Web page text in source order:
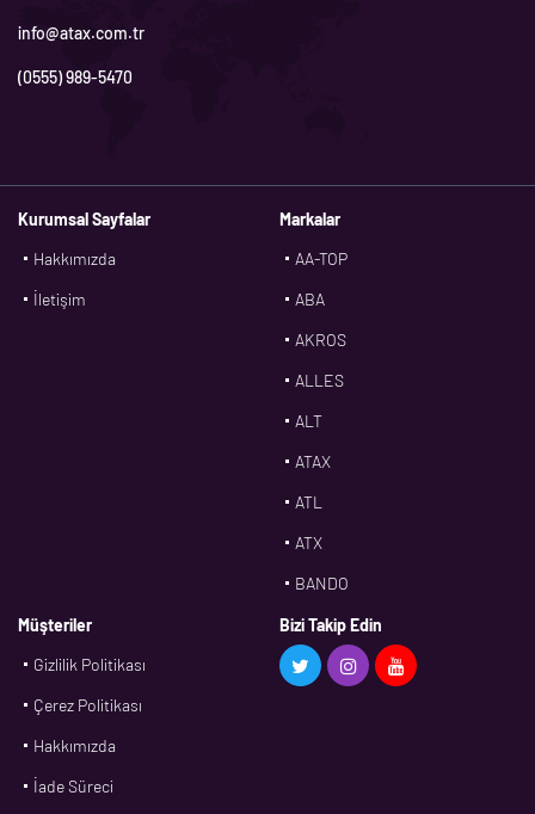
info@atax.com.tr
(0555) 989-5470
Kurumsal Sayfalar
Hakkımızda
İletişim
Markalar
AA-TOP
ABA
AKROS
ALLES
ALT
ATAX
ATL
ATX
BANDO
BMS
CDF
Müşteriler
Gizlilik Politikası
Çerez Politikası
Hakkımızda
İade Süreci
Bizi Takip Edin